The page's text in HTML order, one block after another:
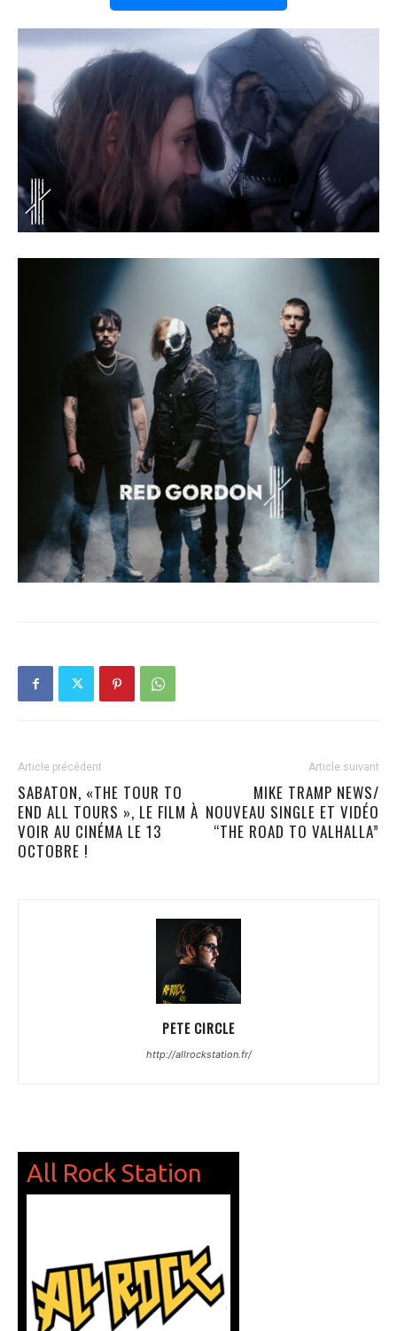
Article précédent
SABATON, «THE TOUR TO
END ALL TOURS », LE FILM À
VOIR AU CINÉMA LE 13
OCTOBRE !
Article suivant
MIKE TRAMP NEWS/
NOUVEAU SINGLE ET VIDÉO
“THE ROAD TO VALHALLA”
PETE CIRCLE
http://allrockstation.fr/